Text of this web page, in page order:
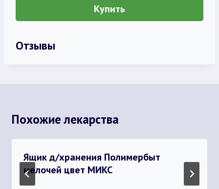
Купить
Отзывы
Похожие лекарства
Ящик д/хранения Полимербыт
мелочей цвет МИКС